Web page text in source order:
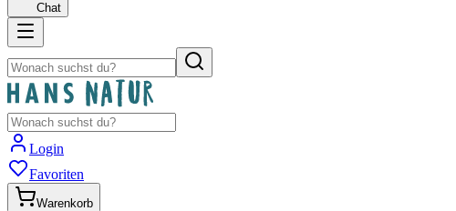
Chat
Login
Favoriten
Warenkorb